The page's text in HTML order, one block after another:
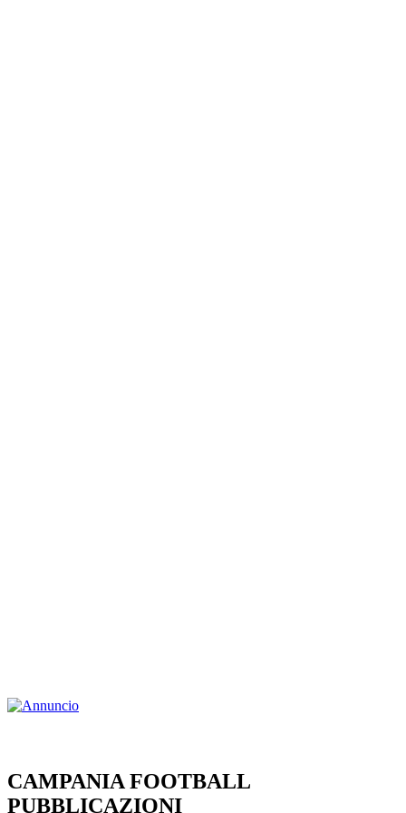
CAMPANIA FOOTBALL
PUBBLICAZIONI